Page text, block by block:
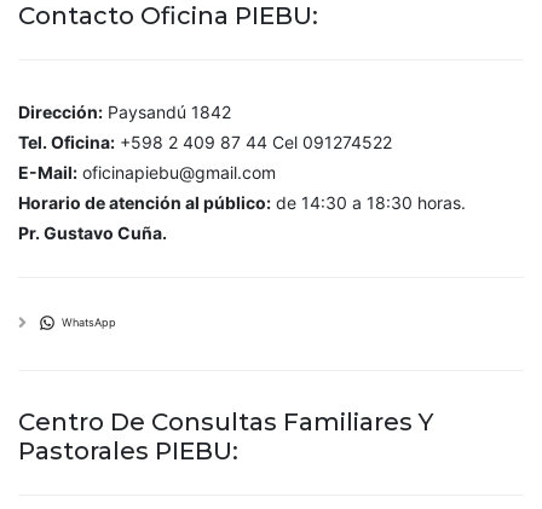
Contacto Oficina PIEBU:
Dirección: Paysandú 1842
Tel. Oficina: +598 2 409 87 44 Cel 091274522
E-Mail: oficinapiebu@gmail.com
Horario de atención al público: de 14:30 a 18:30 horas.
Pr. Gustavo Cuña.
WhatsApp
Centro De Consultas Familiares Y
Pastorales PIEBU: